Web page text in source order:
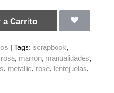
a Carrito
| Tags: scrapbook
rosa marron manualidades
metallic rose lentejuelas